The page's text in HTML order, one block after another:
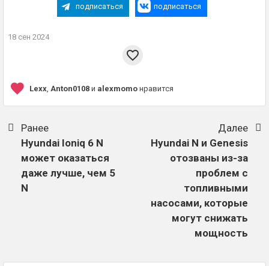
подписаться подписаться
18 сен 2024
Lexx, Anton0108 и alexmomo нравится
Ранее
Hyundai Ioniq 6 N
может оказаться
даже лучше, чем 5
N
Далее
Hyundai N и Genesis
отозваны из-за
проблем с
топливными
насосами, которые
могут снижать
мощность